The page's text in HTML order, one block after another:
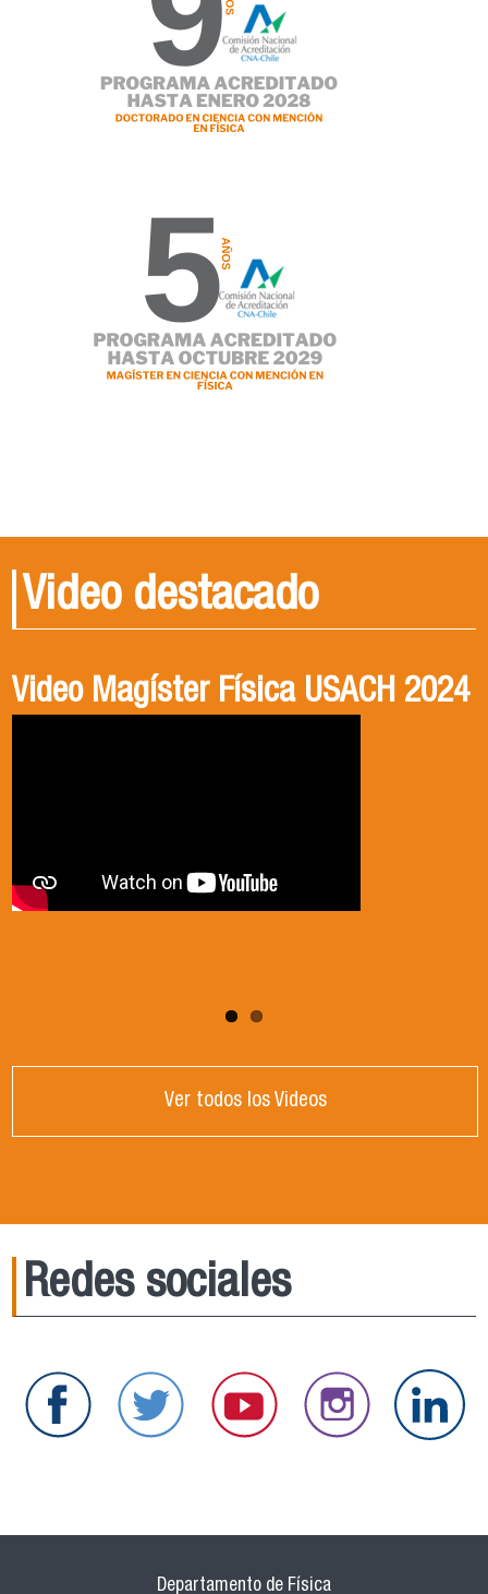
Video destacado
Video Magíster Física USACH 2024
Video Doctorado Física USACH
Ver todos los Videos
Redes sociales
Departamento de Física